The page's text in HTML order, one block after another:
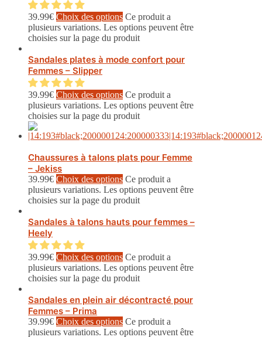
39.99€ Choix des options Ce produit a
plusieurs variations. Les options peuvent être
choisies sur la page du produit
Sandales plates à mode confort pour
Femmes – Slipper
39.99€ Choix des options Ce produit a
plusieurs variations. Les options peuvent être
choisies sur la page du produit
Chaussures à talons plats pour Femme
– Jekiss
39.99€ Choix des options Ce produit a
plusieurs variations. Les options peuvent être
choisies sur la page du produit
Sandales à talons hauts pour femmes –
Heely
39.99€ Choix des options Ce produit a
plusieurs variations. Les options peuvent être
choisies sur la page du produit
Sandales en plein air décontracté pour
Femmes – Prima
39.99€ Choix des options Ce produit a
plusieurs variations. Les options peuvent être